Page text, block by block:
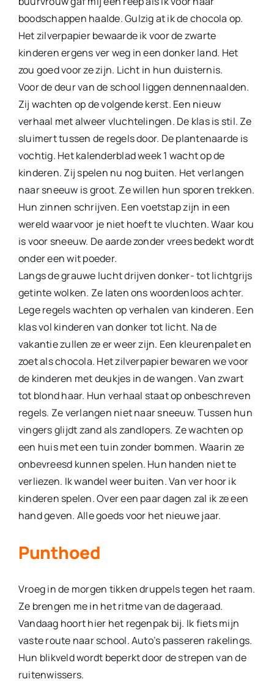
boodschappen haalde. Gulzig at ik de chocola op.
Het zilverpapier bewaarde ik voor de zwarte
kinderen ergens ver weg in een donker land. Het
zou goed voor ze zijn. Licht in hun duisternis.
Voor de deur van de school liggen dennennaalden.
Zij wachten op de volgende kerst. Een nieuw
verhaal met alweer vluchtelingen. De klas is stil. Ze
sluimert tussen de regels door. De plantenaarde is
vochtig. Het kalenderblad week 1 wacht op de
kinderen. Zij spelen nu nog buiten. Het verlangen
naar sneeuw is groot. Ze willen hun sporen trekken.
Hun zinnen schrijven. Een voetstap zijn in een
wereld waarvoor je niet hoeft te vluchten. Waar kou
is voor sneeuw. De aarde zonder vrees bedekt wordt
onder een wit poeder.
Langs de grauwe lucht drijven donker- tot lichtgrijs
getinte wolken. Ze laten ons woordenloos achter.
Lege regels wachten op verhalen van kinderen. Een
klas vol kinderen van donker tot licht. Na de
vakantie zullen ze er weer zijn. Een kleurenpalet en
zoet als chocola. Het zilverpapier bewaren we voor
de kinderen met deukjes in de wangen. Van zwart
tot blond haar. Hun verhaal staat op onbeschreven
regels. Ze verlangen niet naar sneeuw. Tussen hun
vingers glijdt zand als zandlopers. Ze wachten op
een huis met een tuin zonder bommen. Waarin ze
onbevreesd kunnen spelen. Hun handen niet te
verliezen. Ik wandel weer buiten. Van ver hoor ik
kinderen spelen. Over een paar dagen zal ik ze een
hand geven. Alle goeds voor het nieuwe jaar.
Punthoed
Vroeg in de morgen tikken druppels tegen het raam.
Ze brengen me in het ritme van de dageraad.
Vandaag hoort hier het regenpak bij. Ik fiets mijn
vaste route naar school. Auto’s passeren rakelings.
Hun blikveld wordt beperkt door de strepen van de
ruitenwissers.